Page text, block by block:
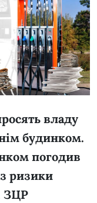
владу
будинком.
погодив
ризики
ЗЦР